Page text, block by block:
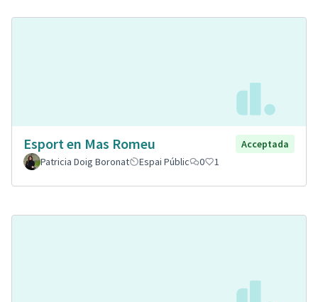
Esport en Mas Romeu
Acceptada
Patricia Doig Boronat
Espai Públic 0 1